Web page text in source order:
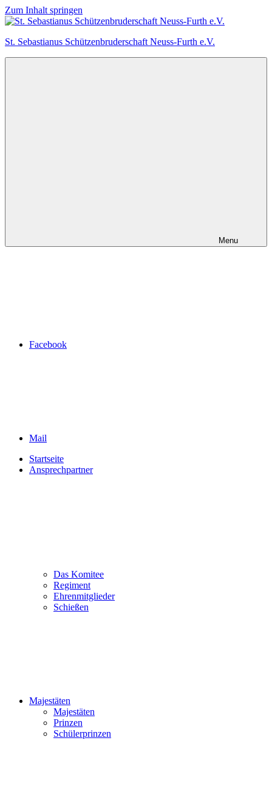
Zum Inhalt springen
St. Sebastianus Schützenbruderschaft Neuss-Furth e.V.
Menu
Facebook
Mail
Startseite
Ansprechpartner
Das Komitee
Regiment
Ehrenmitglieder
Schießen
Majestäten
Majestäten
Prinzen
Schülerprinzen